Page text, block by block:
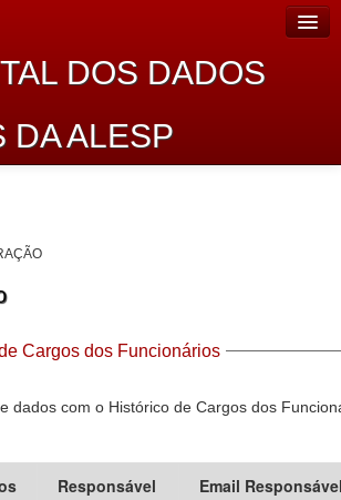
DOS DADOS
DA ALESP
Abertos
Cargos dos Funcionários
dados com o Histórico de Cargos dos
Responsável
Email